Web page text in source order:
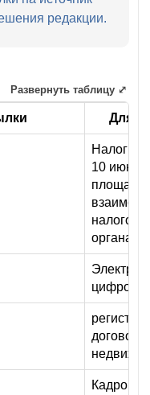
редакции.
Для
Налоги,
10 июня
площадка
органами
Развернуть таблицу ⤢